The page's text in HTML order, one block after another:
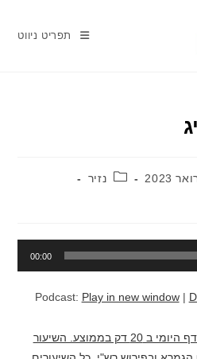
תפריט ניווט
קטגוריה:
נזיר
00:00
Podcast: Play in new window|
לימוד של הדף היומי ב 20 דק בממוצע. השיעור